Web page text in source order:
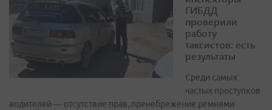
ГИБДД
проверили
работу
таксистов: есть
результаты
Среди самых
частых проступков
водителей — отсутствие прав, пренебрежение ремнями